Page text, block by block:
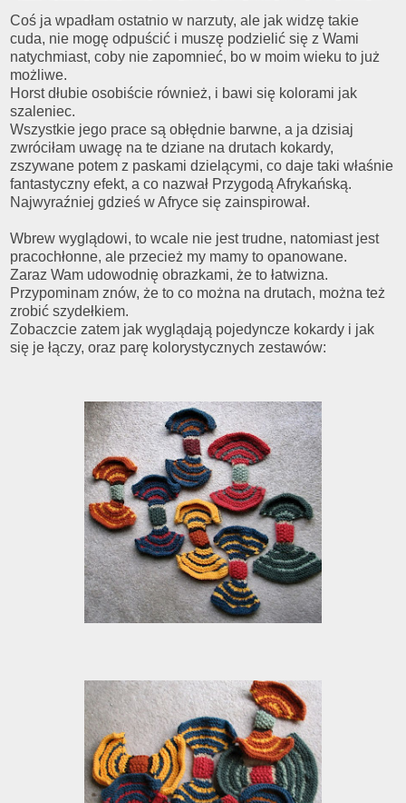
Coś ja wpadłam ostatnio w narzuty, ale jak widzę takie
cuda, nie mogę odpuścić i muszę podzielić się z Wami
natychmiast, coby nie zapomnieć, bo w moim wieku to już
możliwe.
Horst dłubie osobiście również, i bawi się kolorami jak
szaleniec.
Wszystkie jego prace są obłędnie barwne, a ja dzisiaj
zwróciłam uwagę na te dziane na drutach kokardy,
zszywane potem z paskami dzielącymi, co daje taki właśnie
fantastyczny efekt, a co nazwał Przygodą Afrykańską.
Najwyraźniej gdzieś w Afryce się zainspirował.
Wbrew wyglądowi, to wcale nie jest trudne, natomiast jest
pracochłonne, ale przecież my mamy to opanowane.
Zaraz Wam udowodnię obrazkami, że to łatwizna.
Przypominam znów, że to co można na drutach, można też
zrobić szydełkiem.
Zobaczcie zatem jak wyglądają pojedyncze kokardy i jak
się je łączy, oraz parę kolorystycznych zestawów: